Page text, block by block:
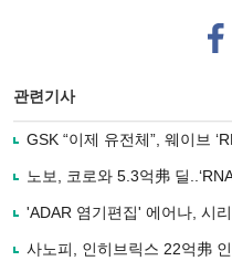
페
이
로
기
사
유
기
관련기사
GSK “이제 유전체”, 웨이브
노보, 코로와 5.3억弗 딜
'ADAR 염기편집' 에어나, 시
사노피, 인히브릭스 22억弗